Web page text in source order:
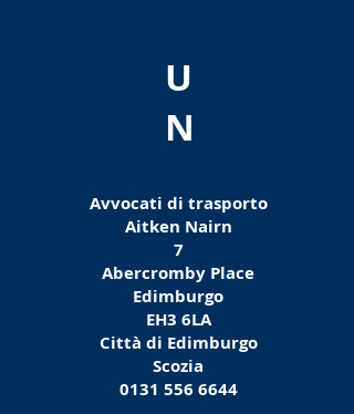
U
N
Avvocati di trasporto
Aitken Nairn
7
Abercromby Place
Edimburgo
EH3 6LA
Città di Edimburgo
Scozia
0131 556 6644